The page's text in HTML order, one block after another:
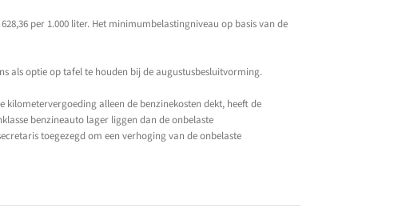
per 1.000 liter. Het minimumbelastingniveau op basis van de
als optie op tafel te houden bij de augustusbesluitvorming.
alleen de benzinekosten dekt, heeft de
benzineauto lager liggen dan de onbelaste
toegezegd om een verhoging van de onbelaste